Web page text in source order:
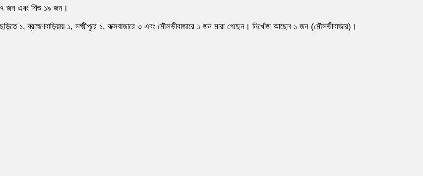
৭ জন এবং শিশু ১৯ জন।
১, ব্রাহ্মণবাড়িয়ায় ১, লক্ষ্মীপুরে ১, কক্সবাজারে ৩ এবং মৌলভীবাজারে ১ জন মারা গেছেন। নিখোঁজ আছেন ১ জন (মৌলভীবাজার)।